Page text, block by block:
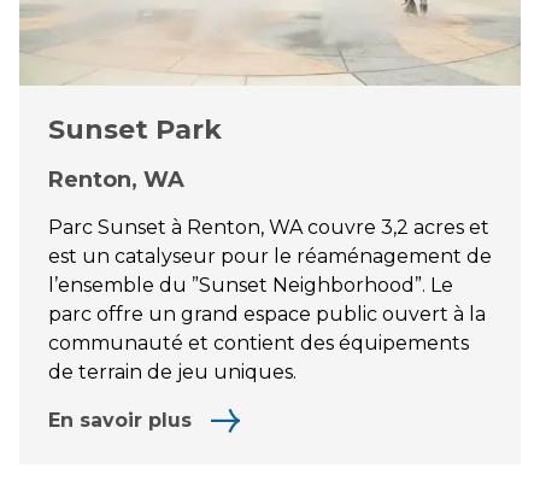
Sunset Park
Renton, WA
Parc Sunset à Renton, WA couvre 3,2 acres et
est un catalyseur pour le réaménagement de
l’ensemble du ”Sunset Neighborhood”. Le
parc offre un grand espace public ouvert à la
communauté et contient des équipements
de terrain de jeu uniques.
En savoir plus